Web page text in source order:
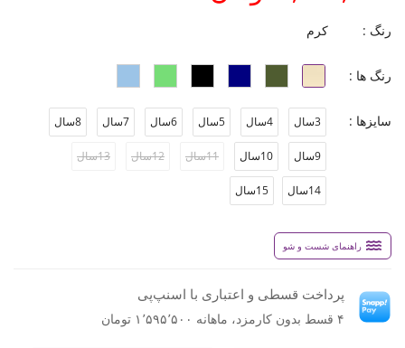
رنگ : کرم
رنگ ها :
سایزها : 3سال 4سال 5سال 6سال 7سال 8سال
9سال 10سال 11سال 12سال 13سال
14سال 15سال
راهنمای شست و شو
پرداخت قسطی و اعتباری با اسنپ‌پی
۴ قسط بدون کارمزد، ماهانه ۱٬۵۹۵٬۵۰۰ تومان